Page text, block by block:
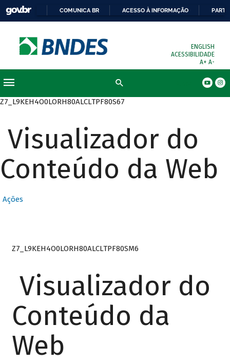
COMUNICA BR ACESSO À INFORMAÇÃO
ENGLISH
ACESSIBILIDADE
A+ A-
Z7_L9KEH4O0LORH80ALCLTPF80S67
Visualizador do
Conteúdo da Web
Ações
Z7_L9KEH4O0LORH80ALCLTPF80SM6
Visualizador do
Conteúdo da
Web